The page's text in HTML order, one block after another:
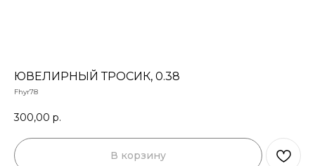
ЮВЕЛИРНЫЙ ТРОСИК, 0.38
Fhyr78
300,00 р.
В корзину